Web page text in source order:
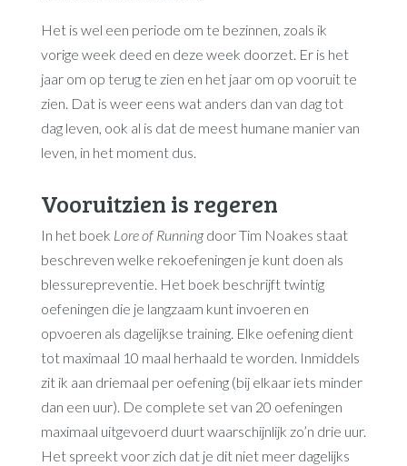
Het is wel een periode om te bezinnen, zoals ik
vorige week deed en deze week doorzet. Er is het
jaar om op terug te zien en het jaar om op vooruit te
zien. Dat is weer eens wat anders dan van dag tot
dag leven, ook al is dat de meest humane manier van
leven, in het moment dus.
Vooruitzien is regeren
In het boek Lore of Runningdoor Tim Noakes staat
beschreven welke rekoefeningen je kunt doen als
blessurepreventie. Het boek beschrijft twintig
oefeningen die je langzaam kunt invoeren en
opvoeren als dagelijkse training. Elke oefening dient
tot maximaal 10 maal herhaald te worden. Inmiddels
zit ik aan driemaal per oefening (bij elkaar iets minder
dan een uur). De complete set van 20 oefeningen
maximaal uitgevoerd duurt waarschijnlijk zo’n drie uur.
Het spreekt voor zich dat je dit niet meer dagelijks